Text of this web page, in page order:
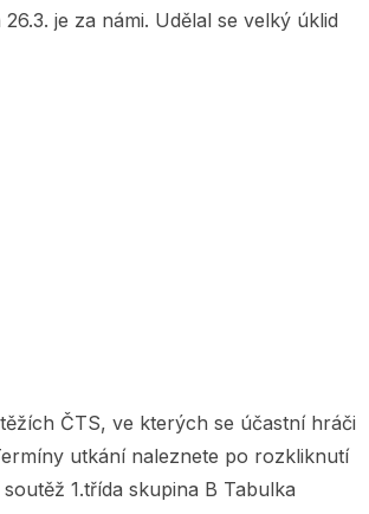
je za námi. Udělal se velký úklid
ČTS, ve kterých se účastní hráči
utkání naleznete po rozkliknutí
1.třída skupina B Tabulka